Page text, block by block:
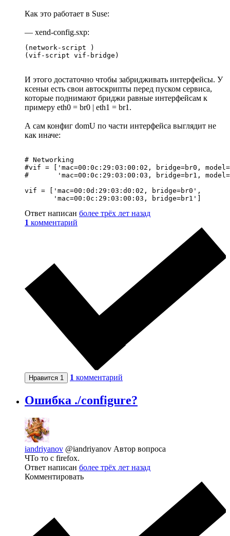
Как это работает в Suse:
— xend-config.sxp:
(network-script )
И этого достаточно чтобы забридживать интерфейсы. У
ксеньи есть свои автоскрипты перед пуском сервиса,
которые поднимают бриджи равные интерфейсам к
примеру eth0 = br0 | eth1 = br1.
А сам конфиг domU по части интерфейса выглядит не
как иначе:
# Networking
#vif = ['mac=00:0c:29:03:00:02, bridge=br0,
#       'mac=00:0c:29:03:00:03, bridge=br1,
vif = ['mac=00:0d:29:03:d0:02, bridge=br0',
Ответ написан более трёх лет назад
1 комментарий
Нравится 1 1 комментарий
Ошибка ./configure?
iandriyanov @iandriyanov Автор вопроса
ЧТо то с firefox.
Ответ написан более трёх лет назад
Комментировать